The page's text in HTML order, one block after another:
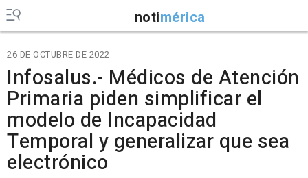
notimérica
26 DE OCTUBRE DE 2022
Infosalus.- Médicos de Atención
Primaria piden simplificar el
modelo de Incapacidad
Temporal y generalizar que sea
electrónico